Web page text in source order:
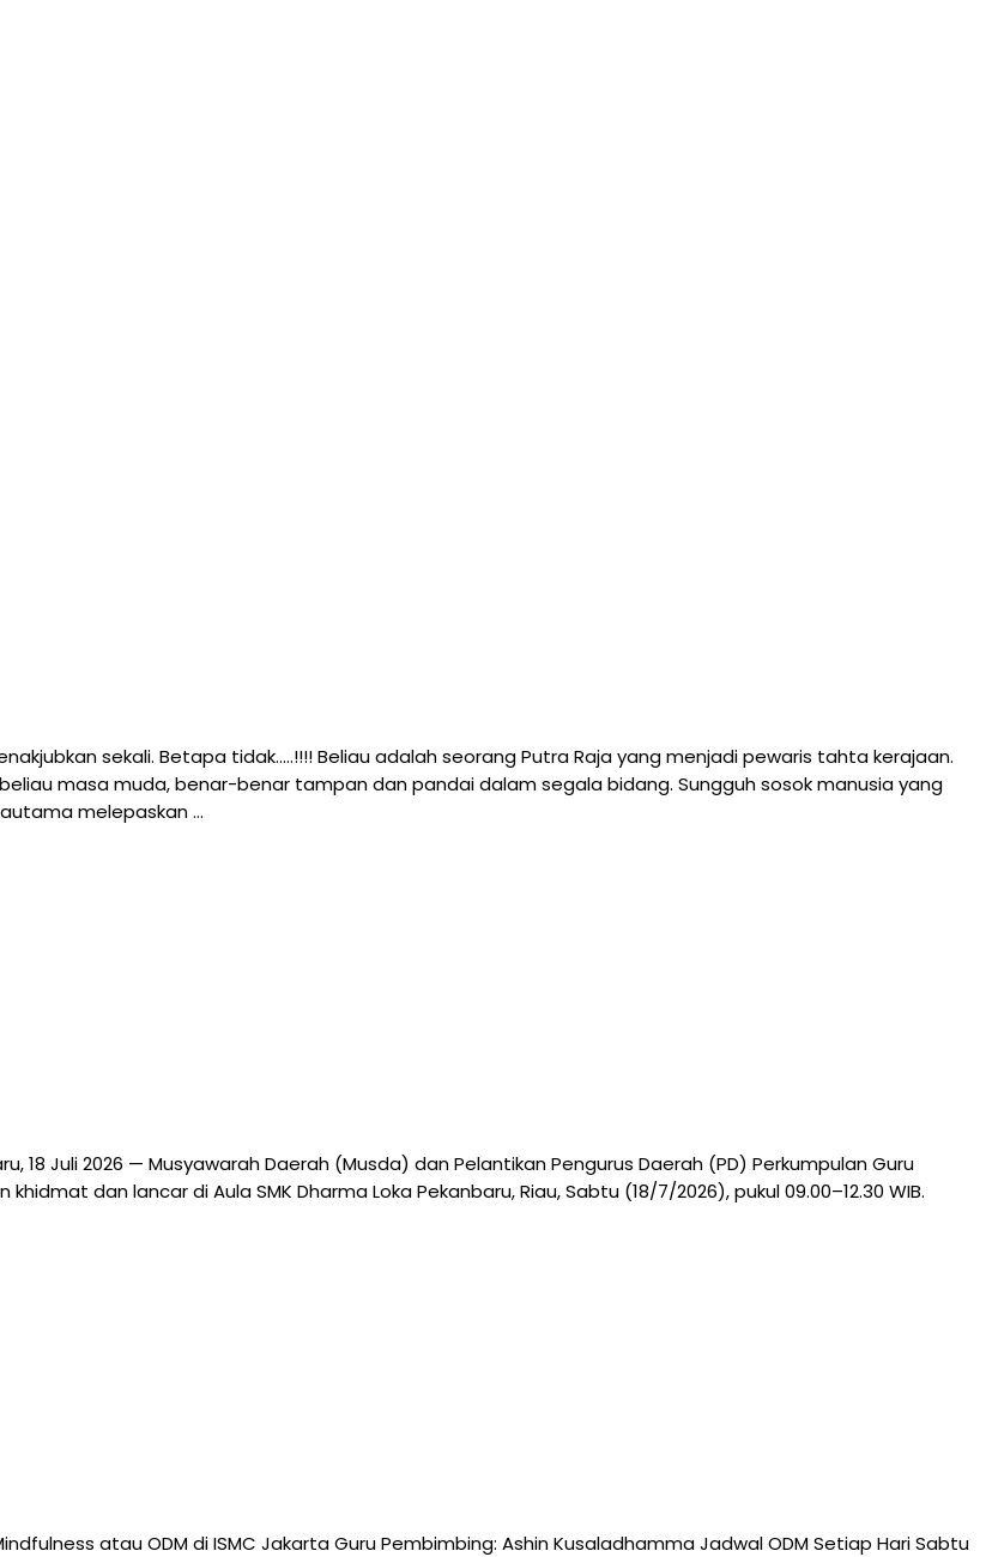
sekali. Betapa tidak…..!!!! Beliau adalah seorang Putra Raja yang menjadi pewaris tahta kerajaan.
masa muda, benar-benar tampan dan pandai dalam segala bidang. Sungguh sosok manusia yang
melepaskan …
18 Juli 2026 — Musyawarah Daerah (Musda) dan Pelantikan Pengurus Daerah (PD) Perkumpulan Guru
dan lancar di Aula SMK Dharma Loka Pekanbaru, Riau, Sabtu (18/7/2026), pukul 09.00–12.30 WIB.
atau ODM di ISMC Jakarta Guru Pembimbing: Ashin Kusaladhamma Jadwal ODM Setiap Hari Sabtu